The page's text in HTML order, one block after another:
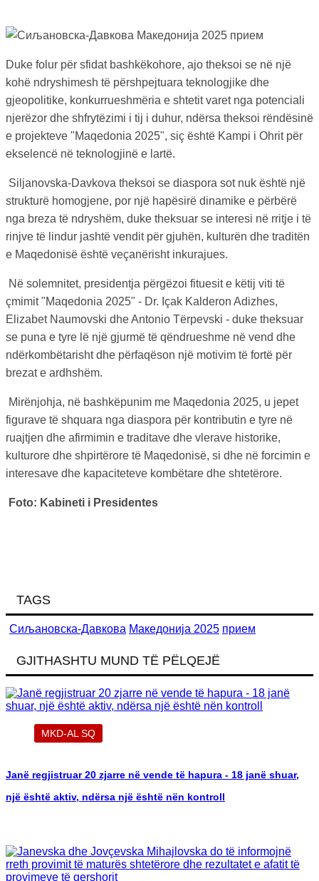
Duke folur për sfidat bashkëkohore, ajo theksoi se në një
kohë ndryshimesh të përshpejtuara teknologjike dhe
gjeopolitike, konkurrueshmëria e shtetit varet nga potenciali
njerëzor dhe shfrytëzimi i tij i duhur, ndërsa theksoi rëndësinë
e projekteve "Maqedonia 2025", siç është Kampi i Ohrit për
ekselencë në teknologjinë e lartë.
Siljanovska-Davkova theksoi se diaspora sot nuk është një
strukturë homogjene, por një hapësirë ​​dinamike e përbërë
nga breza të ndryshëm, duke theksuar se interesi në rritje i të
rinjve të lindur jashtë vendit për gjuhën, kulturën dhe traditën
e Maqedonisë është veçanërisht inkurajues.
Në solemnitet, presidentja përgëzoi fituesit e këtij viti të
çmimit "Maqedonia 2025" - Dr. Içak Kalderon Adizhes,
Elizabet Naumovski dhe Antonio Tërpevski - duke theksuar
se puna e tyre lë një gjurmë të qëndrueshme në vend dhe
ndërkombëtarisht dhe përfaqëson një motivim të fortë për
brezat e ardhshëm.
Mirënjohja, në bashkëpunim me Maqedonia 2025, u jepet
figurave të shquara nga diaspora për kontributin e tyre në
ruajtjen dhe afirmimin e traditave dhe vlerave historike,
kulturore dhe shpirtërore të Maqedonisë, si dhe në forcimin e
interesave dhe kapaciteteve kombëtare dhe shtetërore.
Foto: Kabineti i Presidentes
TAGS
Сиљановска-Давкова Македонија 2025 прием
GJITHASHTU MUND TË PËLQEJË
MKD-AL SQ
Janë regjistruar 20 zjarre në vende të hapura - 18 janë shuar,
një është aktiv, ndërsa një është nën kontroll